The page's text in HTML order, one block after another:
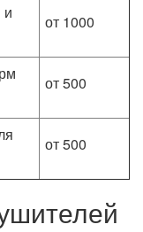
и
от 1000
от 500
от 500